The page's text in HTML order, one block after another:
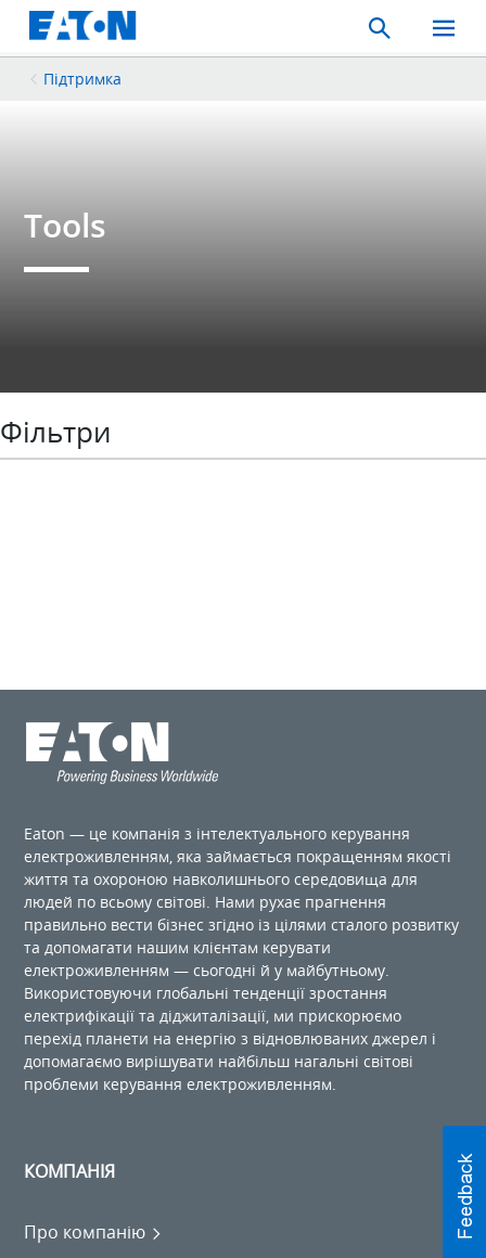
Search
Toggle
Mobile
Підтримка
Tools
Фільтри
Eaton — це компанія з інтелектуального керування
електроживленням, яка займається покращенням якості
життя та охороною навколишнього середовища для
людей по ​​всьому світові. Нами рухає прагнення
правильно вести бізнес згідно із цілями сталого розвитку
та допомагати нашим клієнтам керувати
електроживленням — сьогодні й у майбутньому.
Використовуючи глобальні тенденції зростання
електрифікації та діджиталізації, ми прискорюємо
перехід планети на енергію з відновлюваних джерел і
допомагаємо вирішувати найбільш нагальні світові
проблеми керування електроживленням.
КОМПАНІЯ
Про компанію